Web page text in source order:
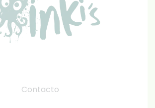
Contacto